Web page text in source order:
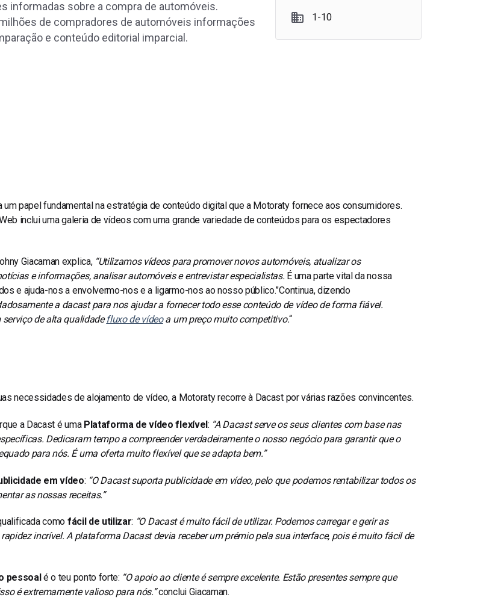
de Vídeo
de Vídeo
Marketing em Vídeo
informadas sobre a compra de automóveis.
de compradores de automóveis informações
e conteúdo editorial imparcial.
1-10
um papel fundamental na estratégia de conteúdo digital que a Motoraty fornece aos consumidores.
inclui uma galeria de vídeos com uma grande variedade de conteúdos para os espectadores
Giacaman explica, “Utilizamos vídeos para promover novos automóveis, atualizar os
e informações, analisar automóveis e entrevistar especialistas. É uma parte vital da nossa
e ajuda-nos a envolvermo-nos e a ligarmo-nos ao nosso público.”Continua, dizendo
a dacast para nos ajudar a fornecer todo esse conteúdo de vídeo de forma fiável.
serviço de alta qualidadefluxo de vídeoa um preço muito competitivo.“
necessidades de alojamento de vídeo, a Motoraty recorre à Dacast por várias razões convincentes.
a Dacast é uma Plataforma de vídeo flexível: “A Dacast serve os seus clientes com base nas
Dedicaram tempo a compreender verdadeiramente o nosso negócio para garantir que o
para nós. É uma oferta muito flexível que se adapta bem.”
em vídeo: “O Dacast suporta publicidade em vídeo, pelo que podemos rentabilizar todos os
as nossas receitas.”
como fácil de utilizar: “O Dacast é muito fácil de utilizar. Podemos carregar e gerir as
incrível. A plataforma Dacast devia receber um prémio pela sua interface, pois é muito fácil de
pessoal é o teu ponto forte: “O apoio ao cliente é sempre excelente. Estão presentes sempre que
é extremamente valioso para nós.”conclui Giacaman.